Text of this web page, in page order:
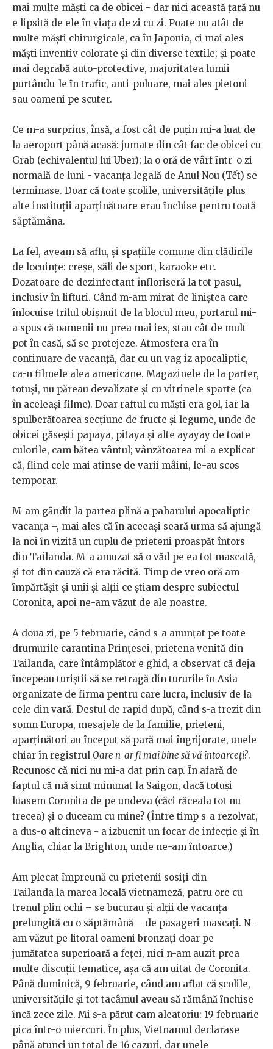
mai multe măşti ca de obicei - dar nici această țară nu
e lipsită de ele în viața de zi cu zi. Poate nu atât de
multe măști chirurgicale, ca în Japonia, ci mai ales
măști inventiv colorate şi din diverse textile; şi poate
mai degrabă auto-protective, majoritatea lumii
purtându-le ȋn trafic, anti-poluare, mai ales pietoni
sau oameni pe scuter.
Ce m-a surprins, însă, a fost cât de puțin mi-a luat de
la aeroport până acasă: jumate din cât fac de obicei cu
Grab (echivalentul lui Uber); la o oră de vârf ȋntr-o zi
normală de luni - vacanța legală de Anul Nou (Tết) se
terminase. Doar că toate şcolile, universitățile plus
alte instituții aparținătoare erau ȋnchise pentru toată
săptămâna.
La fel, aveam să aflu, şi spațiile comune din clădirile
de locuințe: creşe, săli de sport, karaoke etc.
Dozatoare de dezinfectant înfloriseră la tot pasul,
inclusiv în lifturi. Când m-am mirat de liniştea care
înlocuise trilul obișnuit de la blocul meu, portarul mi-
a spus că oamenii nu prea mai ies, stau cât de mult
pot în casă, să se protejeze. Atmosfera era în
continuare de vacanță, dar cu un vag iz apocaliptic,
ca-n filmele alea americane. Magazinele de la parter,
totuşi, nu păreau devalizate şi cu vitrinele sparte (ca
în aceleaşi filme). Doar raftul cu măşti era gol, iar la
spulberătoarea secțiune de fructe şi legume, unde de
obicei găsești papaya, pitaya și alte ayayay de toate
culorile, cam bătea vântul; vânzătoarea mi-a explicat
că, fiind cele mai atinse de varii mâini, le-au scos
temporar.
M-am gȃndit la partea plină a paharului apocaliptic –
vacanța –, mai ales că ȋn aceeaşi seară urma să ajungă
la noi ȋn vizită un cuplu de prieteni proaspăt întors
din Tailanda. M-a amuzat să o văd pe ea tot mascată,
şi tot din cauză că era răcită. Timp de vreo oră am
ȋmpărtăşit şi unii şi alții ce ştiam despre subiectul
Coronita, apoi ne-am văzut de ale noastre.
A doua zi, pe 5 februarie, cȃnd s-a anunțat pe toate
drumurile carantina Prințesei, prietena venită din
Tailanda, care întâmplător e ghid, a observat că deja
ȋncepeau turiştii să se retragă din tururile ȋn Asia
organizate de firma pentru care lucra, inclusiv de la
cele din vară. Destul de rapid după, cȃnd s-a trezit din
somn Europa, mesajele de la familie, prieteni,
aparținători au început să pară mai îngrijorate, unele
chiar în registrul Oare n-ar fi mai bine să vă ȋntoarceți?.
Recunosc că nici nu mi-a dat prin cap. Ȋn afară de
faptul că mă simt minunat la Saigon, dacă totuşi
luasem Coronita de pe undeva (căci răceala tot nu
trecea) şi o duceam cu mine? (Ȋntre timp s-a rezolvat,
a dus-o altcineva - a izbucnit un focar de infecție şi ȋn
Anglia, chiar la Brighton, unde ne-am ȋntoarce.)
Am plecat ȋmpreună cu prietenii sosiți din
Tailanda la marea locală vietnameză, patru ore cu
trenul plin ochi – se bucurau şi alții de vacanța
prelungită cu o săptămână – de pasageri mascați. N-
am văzut pe litoral oameni bronzați doar pe
jumătatea superioară a feței, nici n-am auzit prea
multe discuții tematice, aşa că am uitat de Coronita.
Până duminică, 9 februarie, când am aflat că şcolile,
universitățile şi tot tacâmul aveau să rămână ȋnchise
ȋncă zece zile. Mi s-a părut cam aleatoriu: 19 februarie
pica într-o miercuri. Ȋn plus, Vietnamul declarase
până atunci un total de 16 cazuri, dar unele